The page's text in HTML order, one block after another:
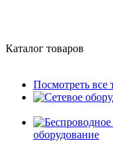
Каталог товаров
Посмотреть все
оборудование